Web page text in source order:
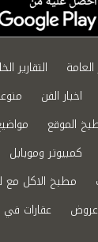
العامة التقارير
اخبار الفن
الموقع
كمبيوتر وموبايل
مطبخ الاكل
عقارات